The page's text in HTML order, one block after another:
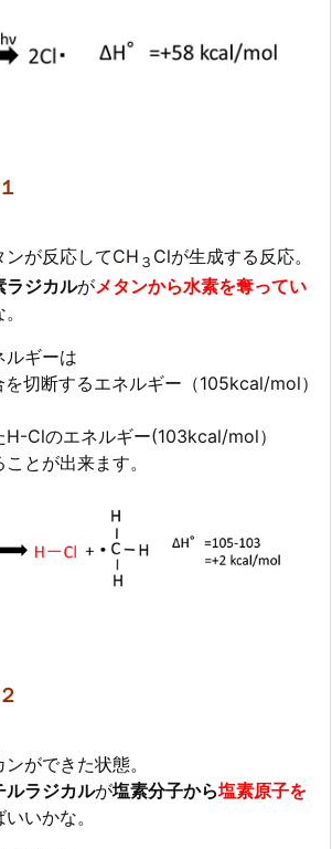
が反応してCH ３ Clが生成する反応。
ラジカルがメタンから水素を奪ってい
ルギーは
を切断するエネルギー（105kcal/mol）
H-Clのエネルギー(103kcal/mol）
とが出来ます。
ができた状態。
ルラジカルが塩素分子から塩素原子を
いかな。